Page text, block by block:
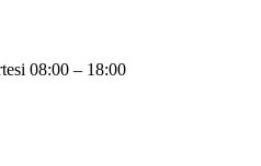
08:00 – 18:00